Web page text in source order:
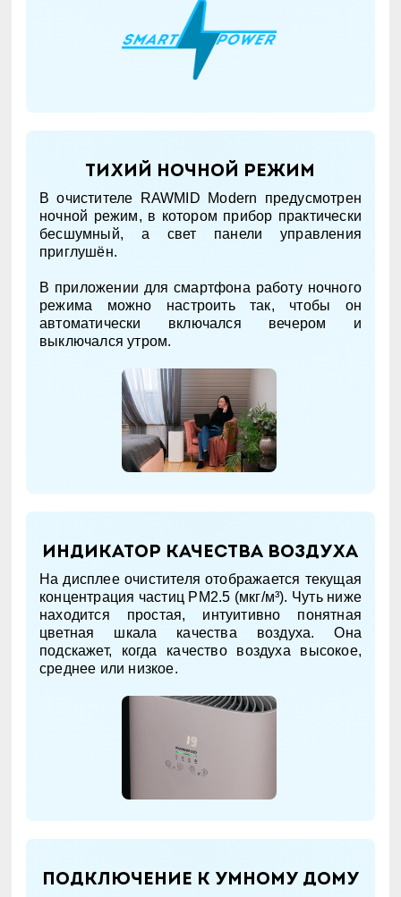
Тихий ночной режим
В очистителе RAWMID Modern предусмотрен
ночной режим, в котором прибор практически
бесшумный, а свет панели управления
приглушён.
В приложении для смартфона работу ночного
режима можно настроить так, чтобы он
автоматически включался вечером и
выключался утром.
Индикатор качества воздуха
На дисплее очистителя отображается текущая
концентрация частиц PM2.5 (мкг/м³). Чуть ниже
находится простая, интуитивно понятная
цветная шкала качества воздуха. Она
подскажет, когда качество воздуха высокое,
среднее или низкое.
Подключение к умному дому